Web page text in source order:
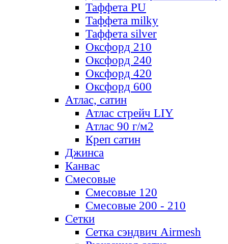
Таффета PU
Таффета milky
Таффета silver
Оксфорд 210
Оксфорд 240
Оксфорд 420
Оксфорд 600
Атлас, сатин
Атлас стрейч LIY
Атлас 90 г/м2
Креп сатин
Джинса
Канвас
Смесовые
Смесовые 120
Смесовые 200 - 210
Сетки
Сетка сэндвич Airmesh